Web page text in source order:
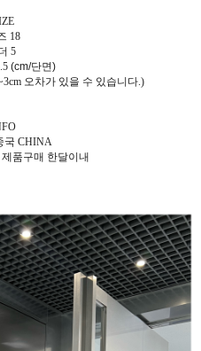
18
5
(cm/단면)
오차가 있을 수 있습니다.)
국 CHINA
품구매 한달이내